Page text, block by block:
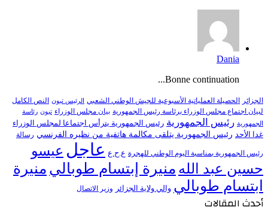
Dania
Bonne continuation...
الجزائر الحصيلة العملياتية الأسبوعية للجيش الوطني الشعبي الرئيس تبون النص الكامل
لبيان اجتماع مجلس الوزراء برئاسة رئيس الجمهورية بيان مجلس الوزراء تبون رئاسة
الجمهورية رئيس الجمهورية رئيس الجمهورية يترأس اجتماعا لمجلس الوزراء
غدا الأحد رئيس الجمهورية يتلقى مكالمة هاتفية من نظيره الفرنسي رسالة
رئيس الجمهورية بمناسبة اليوم الوطني للهجرة ع.ح.ع عاجل عيسو
حسين عبد الله منيرة إبتسام طوبالي منيرة
ابتسام طوبالي والي ولاية الجزائر وزير الاتصال
أحدث المقالات